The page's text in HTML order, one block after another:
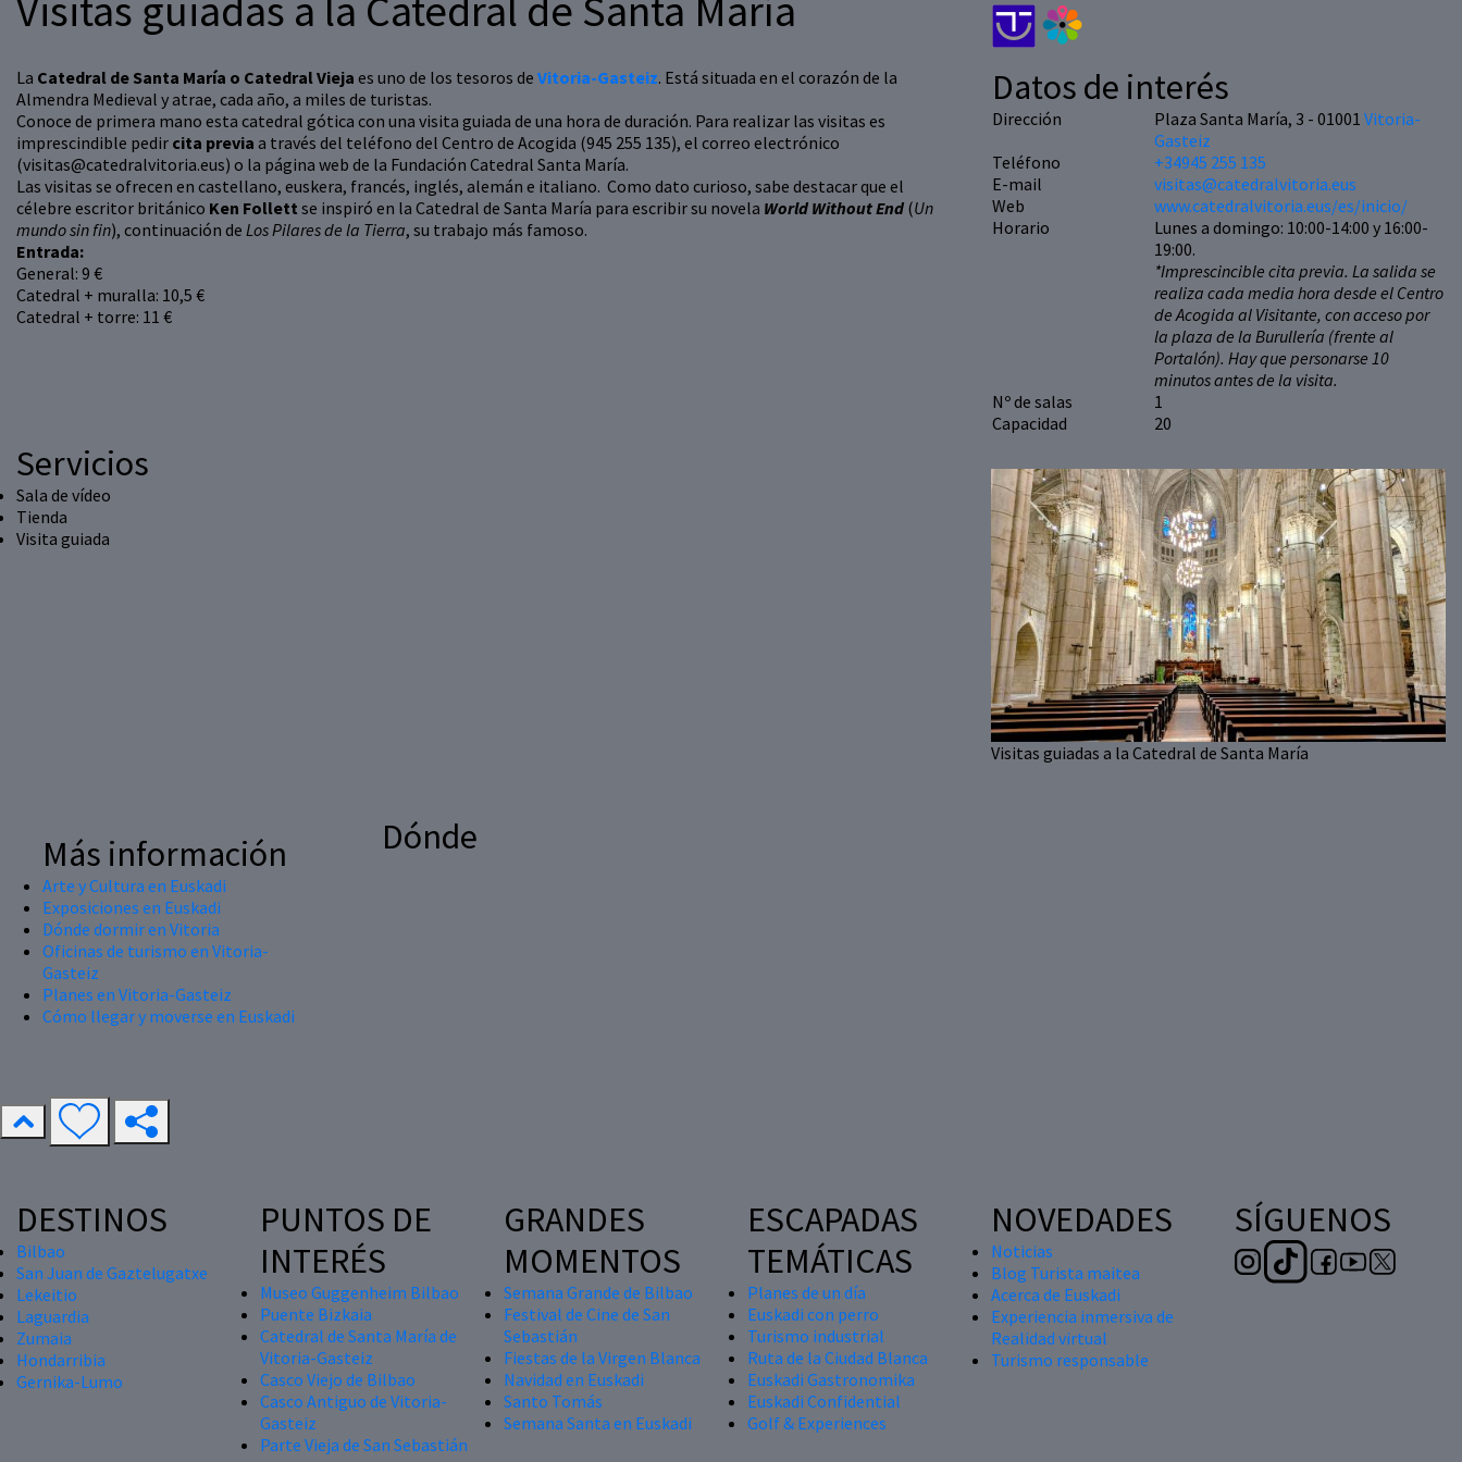
Visitas guiadas a la Catedral de Santa María
La Catedral de Santa María o Catedral Vieja es uno de los tesoros de Vitoria-Gasteiz. Está situada en el corazón de la
Almendra Medieval y atrae, cada año, a miles de turistas.
Conoce de primera mano esta catedral gótica con una visita guiada de una hora de duración. Para realizar las visitas es
imprescindible pedir cita previa a través del teléfono del Centro de Acogida (945 255 135), el correo electrónico
(visitas@catedralvitoria.eus) o la página web de la Fundación Catedral Santa María.
Las visitas se ofrecen en castellano, euskera, francés, inglés, alemán e italiano. Como dato curioso, sabe destacar que el
célebre escritor británico Ken Follett se inspiró en la Catedral de Santa María para escribir su novela World Without End (Un
mundo sin fin), continuación de Los Pilares de la Tierra, su trabajo más famoso.
Entrada:
General: 9 €
Catedral + muralla: 10,5 €
Catedral + torre: 11 €
Datos de interés
Dirección Plaza Santa María, 3 - 01001 Vitoria-
Gasteiz
Teléfono
+34945 255 135
E-mail
visitas@catedralvitoria.eus
Web
www.catedralvitoria.eus/es/inicio/
Horario
Lunes a domingo: 10:00-14:00 y 16:00-
19:00.
*Imprescincible cita previa. La salida se
realiza cada media hora desde el Centro
de Acogida al Visitante, con acceso por
la plaza de la Burullería (frente al
Portalón). Hay que personarse 10
minutos antes de la visita.
Nº de salas
1
Capacidad
20
Servicios
Sala de vídeo
Tienda
Visita guiada
Visitas guiadas a la Catedral de Santa María
Más información
Arte y Cultura en Euskadi
Exposiciones en Euskadi
Dónde dormir en Vitoria
Oficinas de turismo en Vitoria-
Gasteiz
Planes en Vitoria-Gasteiz
Cómo llegar y moverse en Euskadi
Dónde
DESTINOS
Bilbao
San Juan de Gaztelugatxe
Lekeitio
Laguardia
Zumaia
Hondarribia
Gernika-Lumo
PUNTOS DE
INTERÉS
Museo Guggenheim Bilbao
Puente Bizkaia
Catedral de Santa María de
Vitoria-Gasteiz
Casco Viejo de Bilbao
Casco Antiguo de Vitoria-
Gasteiz
Parte Vieja de San Sebastián
GRANDES
MOMENTOS
Semana Grande de Bilbao
Festival de Cine de San
Sebastián
Fiestas de la Virgen Blanca
Navidad en Euskadi
Santo Tomás
Semana Santa en Euskadi
ESCAPADAS
TEMÁTICAS
Planes de un día
Euskadi con perro
Turismo industrial
Ruta de la Ciudad Blanca
Euskadi Gastronomika
Euskadi Confidential
Golf & Experiences
NOVEDADES
Noticias
Blog Turista maitea
Acerca de Euskadi
Experiencia inmersiva de
Realidad virtual
Turismo responsable
SÍGUENOS